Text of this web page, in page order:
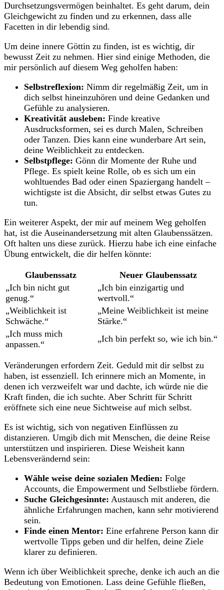
Durchsetzungsvermögen beinhaltet. Es geht darum,⁣ dein
Gleichgewicht zu finden ​und ​zu erkennen, dass ‍alle
Facetten in dir lebendig sind.
Um deine innere Göttin zu finden, ist es wichtig, dir
bewusst Zeit zu ​nehmen. Hier sind einige Methoden, die
mir‍ persönlich auf diesem Weg geholfen haben:
Selbstreflexion: Nimm dir regelmäßig Zeit, um in​
dich selbst hineinzuhören und deine Gedanken und
Gefühle zu analysieren.
Kreativität ausleben: Finde‌ kreative
Ausdrucksformen, sei es durch Malen, Schreiben⁢
oder Tanzen. Dies kann eine‌ wunderbare Art sein,
deine Weiblichkeit ⁤zu entdecken.
Selbstpflege: Gönn dir Momente der Ruhe und
Pflege. Es spielt keine Rolle, ob es sich um ein
wohltuendes Bad ⁤oder einen Spaziergang handelt –
wichtigste​ ist die Absicht, ‍dir selbst etwas Gutes zu
tun.
Ein weiterer Aspekt, der mir auf meinem Weg geholfen
hat, ist die Auseinandersetzung mit alten Glaubenssätzen.
Oft halten uns diese zurück.‌ Hierzu habe ich eine⁢ einfache
Übung entwickelt, ⁤die dir helfen ⁤könnte:
Glaubenssatz
Neuer Glaubenssatz
„Ich bin nicht gut
genug.“
„Ich bin einzigartig und
wertvoll.“
„Weiblichkeit ist
Schwäche.“
„Meine Weiblichkeit ‌ist meine
Stärke.“
„Ich muss mich
anpassen.“
„Ich bin perfekt so, wie ich bin.“
Veränderungen erfordern Zeit. Geduld mit dir selbst zu
haben, ist essenziell. Ich erinnere mich an Momente, in
denen ich verzweifelt war und dachte, ich würde nie die
Kraft ⁣finden,‌ die ich suchte. Aber Schritt ‍für⁣ Schritt
eröffnete sich eine neue Sichtweise auf mich ⁤selbst.
Es ist wichtig, sich von negativen Einflüssen zu
distanzieren. Umgib dich mit Menschen, die⁢ deine⁢ Reise
unterstützen und inspirieren. Diese Weisheit⁤ kann
Lebensverändernd ⁢sein:
Wähle weise deine sozialen Medien: Folge
Accounts, die Empowerment und Selbstliebe fördern.
Suche Gleichgesinnte: Austausch⁤ mit anderen, die
ähnliche Erfahrungen machen, kann sehr⁢ motivierend
sein.
Finde einen Mentor: Eine erfahrene Person⁣ kann dir
​wertvolle Tipps geben und dir helfen, deine Ziele
klarer​ zu definieren.
Wenn ich über Weiblichkeit spreche, denke ich auch an die
Bedeutung von Emotionen. Lass deine Gefühle fließen,